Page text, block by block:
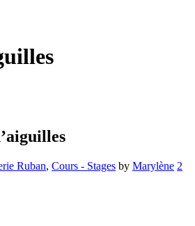
Ruban, Cours - Stages by Marylène 2